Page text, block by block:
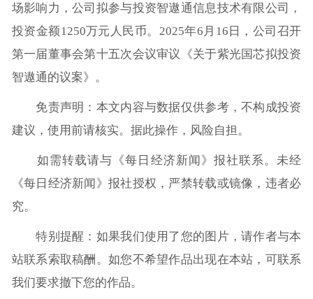
场影响力，公司拟参与投资智遨通信息技术有限公司，
投资金额1250万元人民币。2025年6月16日，公司召开
第一届董事会第十五次会议审议《关于紫光国芯拟投资
智遨通的议案》。
免责声明：本文内容与数据仅供参考，不构成投资
建议，使用前请核实。据此操作，风险自担。
如需转载请与《每日经济新闻》报社联系。未经
《每日经济新闻》报社授权，严禁转载或镜像，违者必
究。
特别提醒：如果我们使用了您的图片，请作者与本
站联系索取稿酬。如您不希望作品出现在本站，可联系
我们要求撤下您的作品。